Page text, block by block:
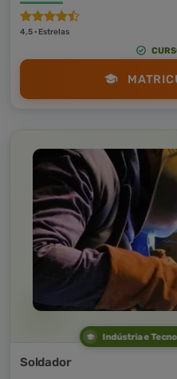
4,5 · Estrelas
Indústria e
Soldador